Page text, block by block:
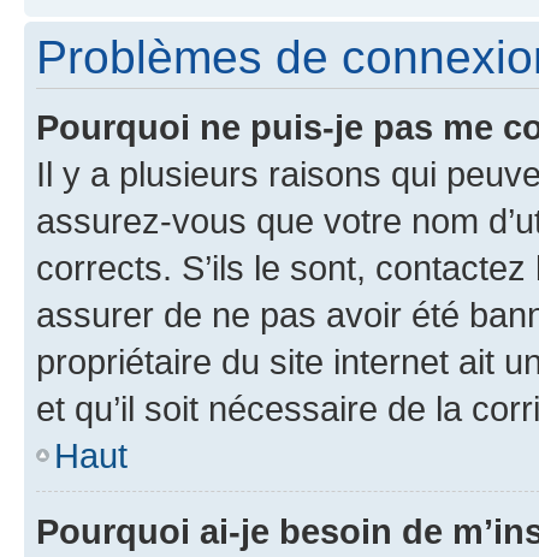
Problèmes de
Pourquoi ne puis-je pas me
Il y a plusieurs raisons qui
assurez-vous que votre nom
corrects. S’ils le sont,
assurer de ne pas avoir été
propriétaire du site internet ait
et qu’il soit nécessaire de la
Haut
Pourquoi ai-je besoin de